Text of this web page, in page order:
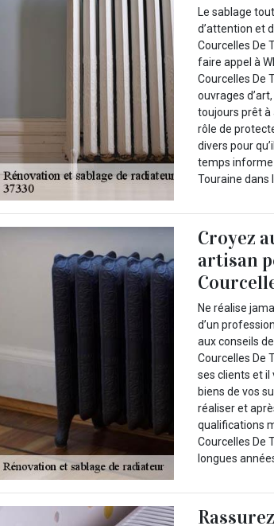
Le sablage
d’attention et
Courcelles De
faire appel à
Courcelles De
ouvrages
toujours prêt à
rôle de
divers pour
temps
Touraine dans
Croyez
artisan
Ne réalise
d’un
aux conseils
Courcelles De
ses clients et il
biens de vos
réaliser et
qualifications
Courcelles De
longues